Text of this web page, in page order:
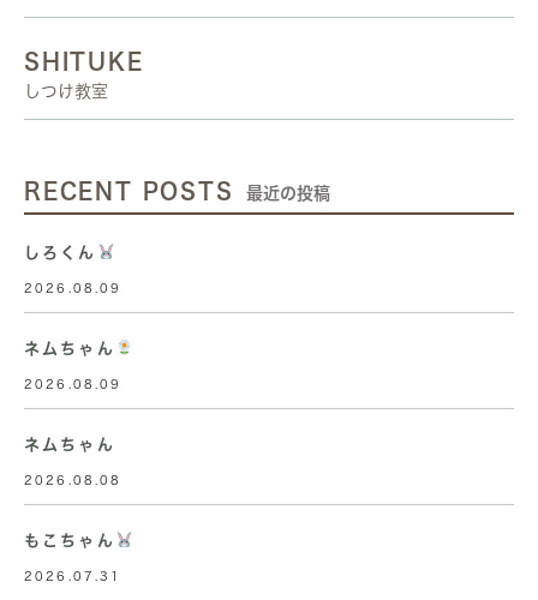
SHITUKE
しつけ教室
RECENT POSTS 最近の投稿
しろくん
2026.08.09
ネムちゃん
2026.08.09
ネムちゃん
2026.08.08
もこちゃん
2026.07.31